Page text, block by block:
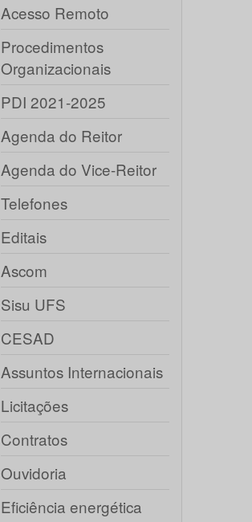
Acesso Remoto
Procedimentos
Organizacionais
PDI 2021-2025
Agenda do Reitor
Agenda do Vice-Reitor
Telefones
Editais
Ascom
Sisu UFS
CESAD
Assuntos Internacionais
Licitações
Contratos
Ouvidoria
Eficiência energética